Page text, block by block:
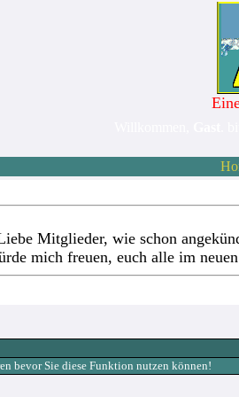
Mitglieder, wie schon
mich freuen, euch alle im
bevor Sie diese Funktion nutzen können!